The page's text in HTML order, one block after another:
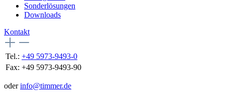
Sonderlösungen
Downloads
Kontakt
Tel.: +49 5973-9493-0
Fax: +49 5973-9493-90
oderinfo@timmer.de